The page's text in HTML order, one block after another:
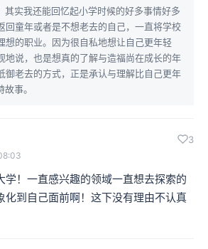
其实我还能回忆起小学时候的好多事情好多
回童年或者是不想老去的自己，一直将学校
想的职业。因为很自私地想让自己更年轻
地说，也是想真的了解与造福尚在成长的年
御老去的方式，正是承认与理解比自己更年
事。
3
学！一直感兴趣的领域一直想去探索的
化到自己面前啊！这下没有理由不认真